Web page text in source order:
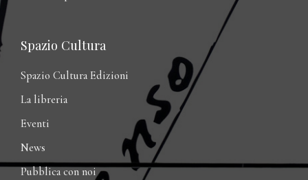
Spazio Cultura
Spazio Cultura Edizioni
La libreria
Eventi
News
Pubblica con noi